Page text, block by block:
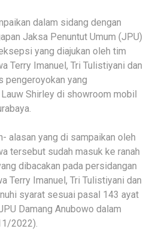
dalam sidang dengan
Jaksa Penuntut Umum (JPU)
yang diajukan oleh tim
Terry Imanuel, Tri Tulistiyani dan
pengeroyokan yang
Shirley di showroom mobil
alasan yang di sampaikan oleh
tersebut sudah masuk ke ranah
dibacakan pada persidangan
Terry Imanuel, Tri Tulistiyani dan
syarat sesuai pasal 143 ayat
Damang Anubowo dalam
2022).